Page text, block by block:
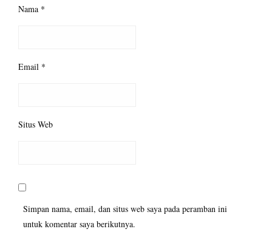
Nama *
Email *
Situs Web
Simpan nama, email, dan situs web saya pada peramban ini
untuk komentar saya berikutnya.